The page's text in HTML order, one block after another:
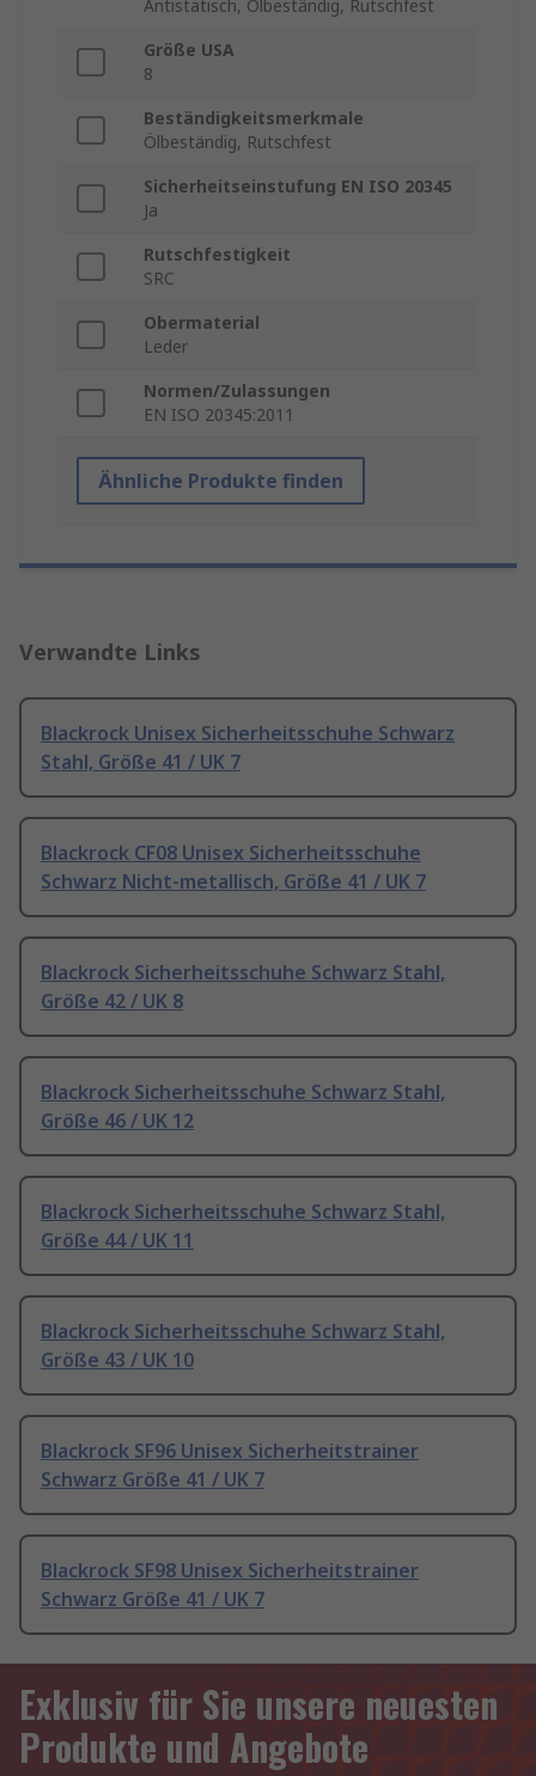
Antistatisch, Ölbeständig, Rutschfest
Größe USA
8
Beständigkeitsmerkmale
Ölbeständig, Rutschfest
Sicherheitseinstufung EN ISO 20345
Ja
Rutschfestigkeit
SRC
Obermaterial
Leder
Normen/Zulassungen
EN ISO 20345:2011
Ähnliche Produkte finden
Verwandte Links
Blackrock Unisex Sicherheitsschuhe Schwarz
Stahl, Größe 41 / UK 7
Blackrock CF08 Unisex Sicherheitsschuhe
Schwarz Nicht-metallisch, Größe 41 / UK 7
Blackrock Sicherheitsschuhe Schwarz Stahl,
Größe 42 / UK 8
Blackrock Sicherheitsschuhe Schwarz Stahl,
Größe 46 / UK 12
Blackrock Sicherheitsschuhe Schwarz Stahl,
Größe 44 / UK 11
Blackrock Sicherheitsschuhe Schwarz Stahl,
Größe 43 / UK 10
Blackrock SF96 Unisex Sicherheitstrainer
Schwarz Größe 41 / UK 7
Blackrock SF98 Unisex Sicherheitstrainer
Schwarz Größe 41 / UK 7
Exklusiv für Sie unsere neuesten
Produkte und Angebote